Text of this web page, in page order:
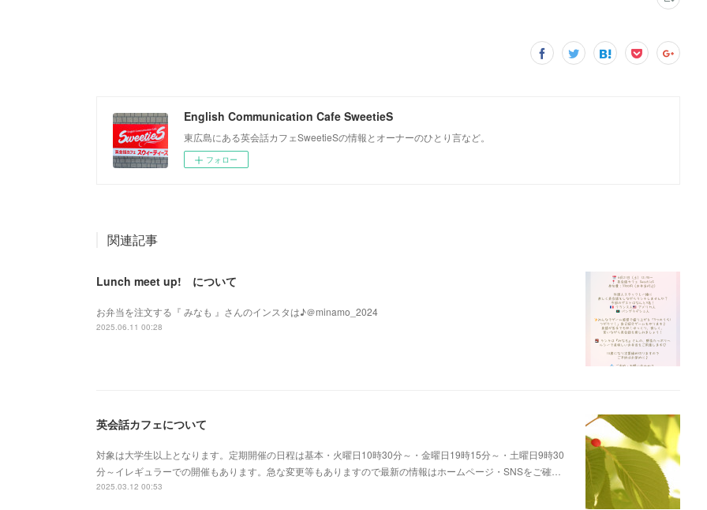
English Communication Cafe SweetieS
東広島にある英会話カフェSweetieSの情報とオーナーのひとり言など。
フォロー
関連記事
Lunch meet up! について
お弁当を注文する『 みなも 』さんのインスタは♪＠minamo_2024
2025.06.11 00:28
英会話カフェについて
対象は大学生以上となります。定期開催の日程は基本・火曜日10時30分～・金曜日19時15分～・土曜日9時30
分～イレギュラーでの開催もあります。急な変更等もありますので最新の情報はホームページ・SNSをご確…
2025.03.12 00:53